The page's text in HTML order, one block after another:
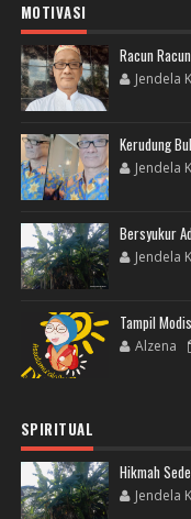
MOTIVASI
Racun
Jendela
Kerudung
Jendela
Bersyukur
Jendela
Tampil
Alzena
SPIRITUAL
Hikmah
Jendela